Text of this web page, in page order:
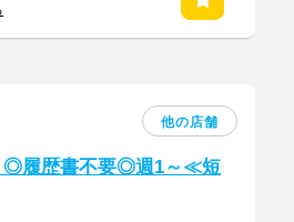
他の店舗
◎履歴書不要◎週1～≪短